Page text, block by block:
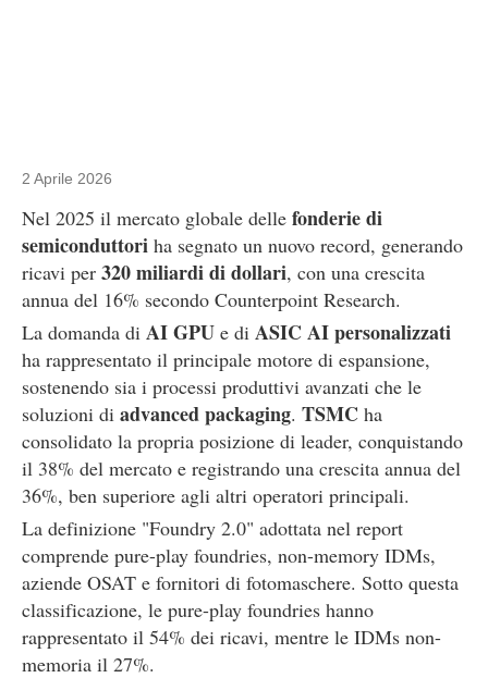
2 Aprile 2026
Nel 2025 il mercato globale delle fonderie di
semiconduttori ha segnato un nuovo record, generando
ricavi per 320 miliardi di dollari, con una crescita
annua del 16% secondo Counterpoint Research.
La domanda di AI GPU e di ASIC AI personalizzati
ha rappresentato il principale motore di espansione,
sostenendo sia i processi produttivi avanzati che le
soluzioni di advanced packaging. TSMC ha
consolidato la propria posizione di leader, conquistando
il 38% del mercato e registrando una crescita annua del
36%, ben superiore agli altri operatori principali.
La definizione "Foundry 2.0" adottata nel report
comprende pure-play foundries, non-memory IDMs,
aziende OSAT e fornitori di fotomaschere. Sotto questa
classificazione, le pure-play foundries hanno
rappresentato il 54% dei ricavi, mentre le IDMs non-
memoria il 27%.